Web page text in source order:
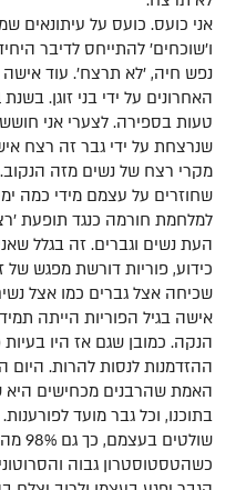
אני כועס. כועס על עיתונאים
ו'שוכחים' להתייחס לדיבר
נפש חיה, 'לא תרצח'. עוד אישה
טעות בספירה. לצערי אני
שנרצחת על ידי גבר זה רצח
מקרי רצח של נשים מזה
שחוזרים על עצמם מידי כמה
למלחמת חורמה כנגד תופעת
העת נשים וגברים. זה בגלל
כידוע, פוריות דורשת מפגש של
שכיחה אצל גברים כמו אצל
אישה בגיל הפוריות הייתה
הנקה. כמובן שגם אז היו בעיות
ההזדמנות לנסות להרות. היום
האמת שהרבנים מכחישים
כשהטסטוסטרון גבוה